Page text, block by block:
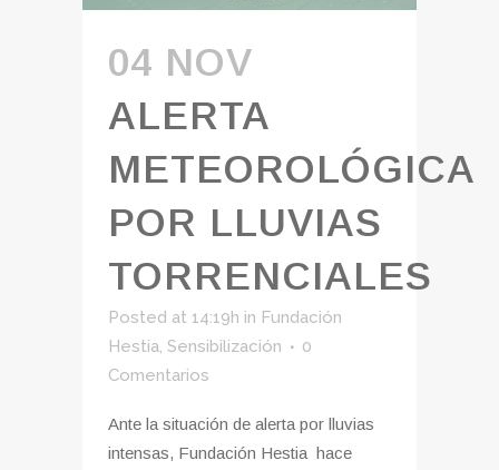
04 NOV
ALERTA
METEOROLÓGICA
POR LLUVIAS
TORRENCIALES
Posted at 14:19h in Fundación
Hestia Sensibilización
0
Comentarios
Ante la situación de alerta por lluvias
intensas, Fundación Hestia hace